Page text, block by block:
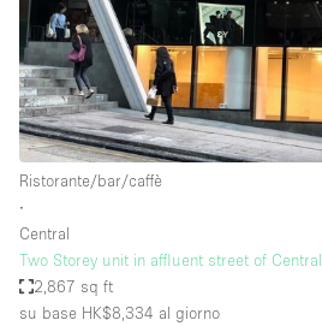
Ristorante/bar/caffè
∙
Central
Two Storey unit in affluent street of Central
2,867 sq ft
su base HK$8,334 al giorno